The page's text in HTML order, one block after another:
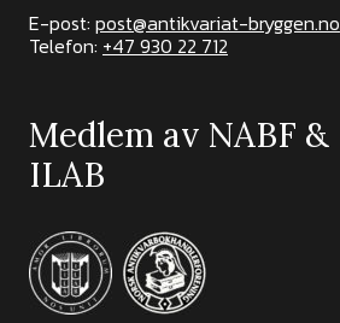
E-post: post@antikvariat-bryggen.no
Telefon: +47 930 22 712
Medlem av NABF &
ILAB